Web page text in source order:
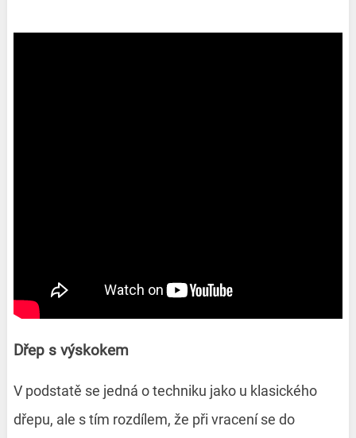
Dřep s výskokem
V podstatě se jedná o techniku jako u klasického
dřepu, ale s tím rozdílem, že při vracení se do